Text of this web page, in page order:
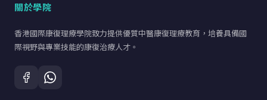
關於學院
香港國際康復理療學院致力提供優質中醫康復理療教育，培養具備國
際視野與專業技能的康復治療人才。